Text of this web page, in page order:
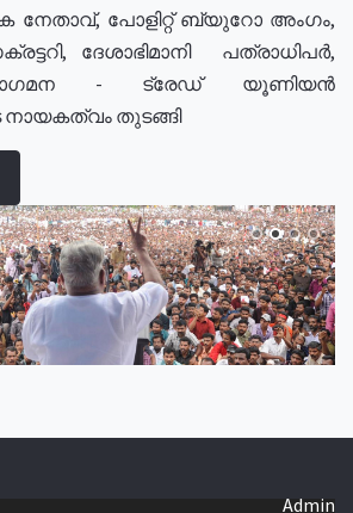
നേതാവ്, പോളിറ്റ് ബ്യുറോ അംഗം,
ദേശാഭിമാനി പത്രാധിപർ,
- ട്രേഡ് യൂണിയൻ
തുടങ്ങി
Admin